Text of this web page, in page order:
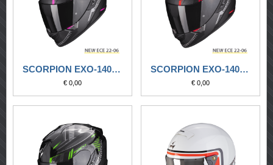
SCORPION EXO-1400 EVO AIR SHELL NERO-ROSA
€ 0,00
SCORPION EXO-1400 EVO AIR SHELL NERO-ROSSO
€ 0,00